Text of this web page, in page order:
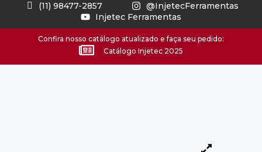
(11) 98477-2857
@InjetecFerramentas
Injetec Ferramentas
Confira nosso catálogo atualizado e faça seu pedido:
Catálogo Injetec 2025